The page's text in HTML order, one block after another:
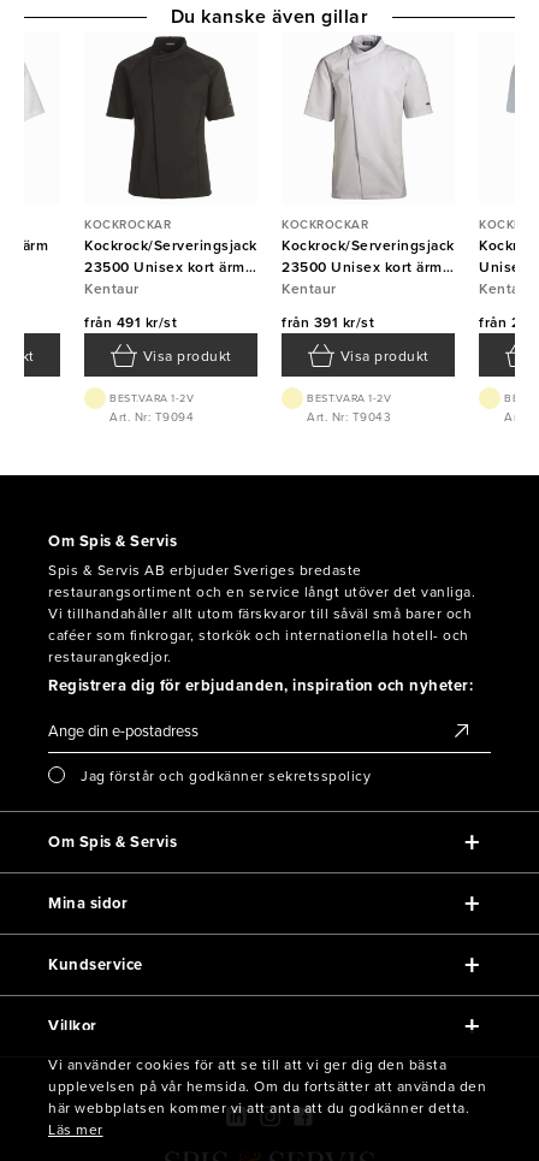
ärm
KOCKROCKAR
Kockrock/Serveringsjacka
23500 Unisex kort ärm
Svart Kentaur
Kentaur
från 491 kr/st
Visa produkt
BEST.VARA 1-2V
Art. Nr: T9094
KOCKROCKAR
Kockrock/Serveringsjacka
23500 Unisex kort ärm
vit Kentaur
Kentaur
från 391 kr/st
Visa produkt
BEST.VARA 1-2V
Art. Nr: T9043
Unisex
Kentaur
Kentaur
från
Art.
Du kanske även gillar
Om Spis & Servis
Spis & Servis AB erbjuder Sveriges bredaste
restaurangsortiment och en service långt utöver det vanliga.
Vi tillhandahåller allt utom färskvaror till såväl små barer och
caféer som finkrogar, storkök och internationella hotell- och
restaurangkedjor.
Registrera dig för erbjudanden, inspiration och nyheter:
Jag förstår och godkänner sekretsspolicy
Om Spis & Servis
Mina sidor
Kundservice
Villkor
Vi använder cookies för att se till att vi ger dig den bästa
upplevelsen på vår hemsida. Om du fortsätter att använda den
här webbplatsen kommer vi att anta att du godkänner detta.
Läs mer